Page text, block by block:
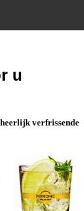
u
heerlijk verfrissende